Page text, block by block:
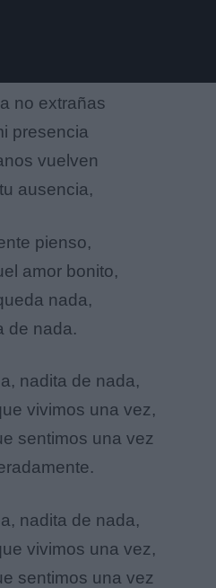
no extrañas
presencia
vuelven
ausencia,
pienso,
amor bonito,
nada,
de nada.
nadita de nada,
vivimos una vez,
sentimos una vez
nadita de nada,
vivimos una vez,
sentimos una vez